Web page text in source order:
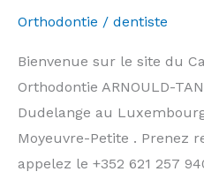
Public
Holidays
|
Arnould-
Tanson
Orthodontie / dentiste
Bienvenue sur le site du
Orthodontie ARNOULD-
Dudelange au
Moyeuvre-Petite . Prenez
appelez le +352 621 257